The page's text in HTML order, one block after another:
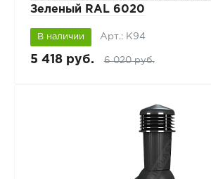
Зеленый RAL 6020
В наличии Арт.: К94
5 418 руб. 6 020 руб.